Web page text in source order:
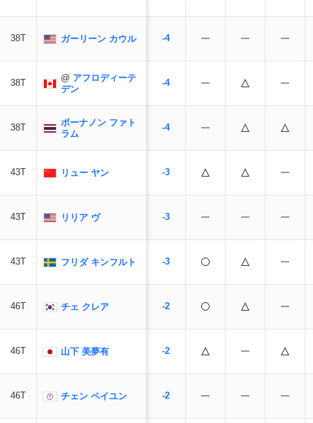
38T ガーリーン カウル
38T @ アフロディーテ
デン
38T
ポーナノン ファト
ラム
43T リュー ヤン
43T リリア ヴ
43T フリダ キンフルト
46T チェ クレア
46T 山下 美夢有
46T チェン ペイユン
-4
-4
-4
-3
-3
-3
-2
-2
-2